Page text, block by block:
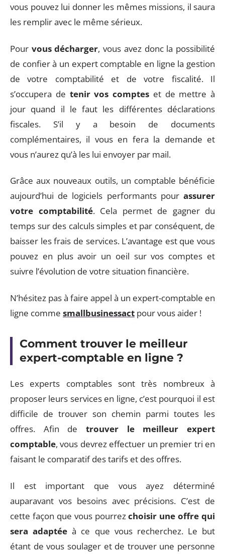
vous pouvez lui donner les mêmes missions, il saura
les remplir avec le même sérieux.
Pour vous décharger, vous avez donc la possibilité
de confier à un expert comptable en ligne la gestion
de votre comptabilité et de votre fiscalité. Il
s’occupera de tenir vos comptes et de mettre à
jour quand il le faut les différentes déclarations
fiscales. S’il y a besoin de documents
complémentaires, il vous en fera la demande et
vous n’aurez qu’à les lui envoyer par mail.
Grâce aux nouveaux outils, un comptable bénéficie
aujourd’hui de logiciels performants pour assurer
votre comptabilité. Cela permet de gagner du
temps sur des calculs simples et par conséquent, de
baisser les frais de services. L’avantage est que vous
pouvez en plus avoir un oeil sur vos comptes et
suivre l’évolution de votre situation financière.
N’hésitez pas à faire appel à un expert-comptable en
ligne comme smallbusinessact pour vous aider !
Comment trouver le meilleur
expert-comptable en ligne ?
Les experts comptables sont très nombreux à
proposer leurs services en ligne, c’est pourquoi il est
difficile de trouver son chemin parmi toutes les
offres. Afin de trouver le meilleur expert
comptable, vous devrez effectuer un premier tri en
faisant le comparatif des tarifs et des offres.
Il est important que vous ayez déterminé
auparavant vos besoins avec précisions. C’est de
cette façon que vous pourrezchoisir une offre qui
sera adaptée à ce que vous recherchez. Le but
étant de vous soulager et de trouver une personne